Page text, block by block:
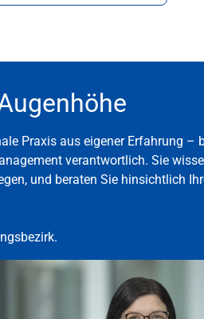
Praxis aus eigener Erfahrung –
verantwortlich. Sie
und beraten Sie hinsichtlich